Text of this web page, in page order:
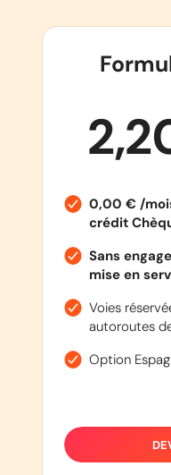
0,00 € /
crédit
Sans
mise en
Voies
autoroutes
Option